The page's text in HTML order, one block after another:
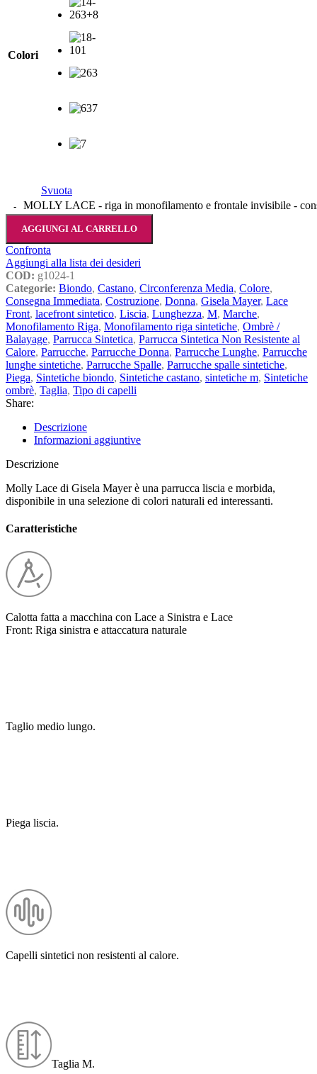
Colori
Svuota
MOLLY LACE - riga in monofilamento e frontale invisibile -
AGGIUNGI AL CARRELLO
Confronta
Aggiungi alla lista dei desideri
COD: g1024-1
Categorie: Biondo, Castano, Circonferenza Media, Colore,
Consegna Immediata, Costruzione, Donna, Gisela Mayer, Lace
Front, lacefront sintetico, Liscia, Lunghezza, M, Marche,
Monofilamento Riga, Monofilamento riga sintetiche, Ombrè /
Balayage, Parrucca Sintetica, Parrucca Sintetica Non Resistente al
Calore, Parrucche, Parrucche Donna, Parrucche Lunghe, Parrucche
lunghe sintetiche, Parrucche Spalle, Parrucche spalle sintetiche,
Piega, Sintetiche biondo, Sintetiche castano, sintetiche m, Sintetiche
ombrè, Taglia, Tipo di capelli
Share:
Descrizione
Informazioni aggiuntive
Descrizione
Molly Lace di Gisela Mayer è una parrucca liscia e morbida,
disponibile in una selezione di colori naturali ed interessanti.
Caratteristiche
Calotta fatta a macchina con Lace a Sinistra e Lace
Front: Riga sinistra e attaccatura naturale
Taglio medio lungo.
Piega liscia.
Capelli sintetici non resistenti al calore.
Taglia M.